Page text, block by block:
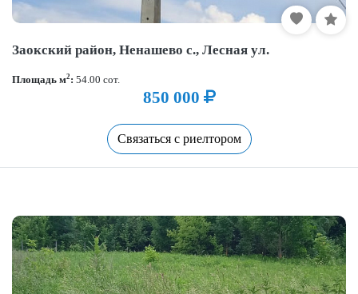
Заокский район, Ненашево с., Лесная ул.
Площадь м2 : 54.00 сот.
850 000
Связаться с риелтором